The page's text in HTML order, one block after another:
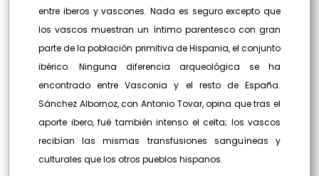
entre iberos y vascones. Nada es seguro excepto que
los vascos muestran un íntimo parentesco con gran
parte de la población primitiva de Hispania, el conjunto
ibérico. Ninguna diferencia arqueológica se ha
encontrado entre Vasconia y el resto de España.
Sánchez Albornoz, con Antonio Tovar, opina que tras el
aporte ibero, fué también intenso el celta; los vascos
recibían las mismas transfusiones sanguíneas y
culturales que los otros pueblos hispanos.